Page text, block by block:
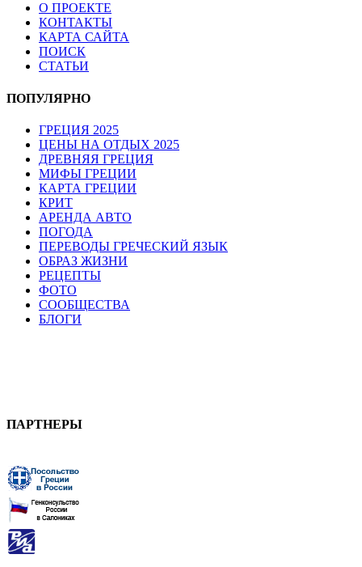
О ПРОЕКТЕ
КОНТАКТЫ
КАРТА САЙТА
ПОИСК
СТАТЬИ
ПОПУЛЯРНО
ГРЕЦИЯ 2025
ЦЕНЫ НА ОТДЫХ 2025
ДРЕВНЯЯ ГРЕЦИЯ
МИФЫ ГРЕЦИИ
КАРТА ГРЕЦИИ
КРИТ
АРЕНДА АВТО
ПОГОДА
ПЕРЕВОДЫ ГРЕЧЕСКИЙ ЯЗЫК
ОБРАЗ ЖИЗНИ
РЕЦЕПТЫ
ФОТО
СООБЩЕСТВА
БЛОГИ
ПАРТНЕРЫ